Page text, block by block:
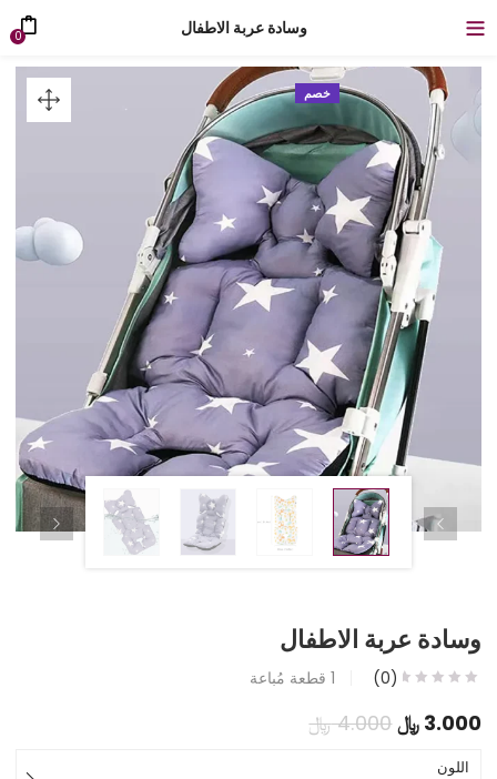
وسادة عربة الاطفال 0
خصم
وسادة عربة الاطفال
(0)
1 قطعة مُباعة
3.000 ﷼السعر
4.000 ﷼السعر
اللون